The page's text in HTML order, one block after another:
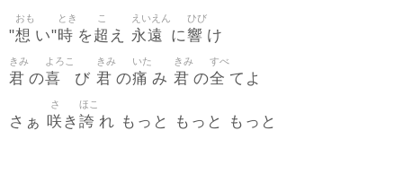
"想
おも
い"時
とき
を超
こ
え 永遠
えいえん
に響
ひび
け
君
きみ
の喜
よろこ
び 君
きみ
の痛
いた
み 君
きみ
の全
すべ
てよ
さぁ 咲
さ
き 誇
ほこ
れ もっと もっと もっと